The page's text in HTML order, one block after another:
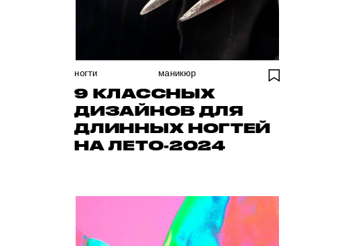
ногти маникюр
9 КЛАССНЫХ
ДИЗАЙНОВ ДЛЯ
ДЛИННЫХ НОГТЕЙ
НА ЛЕТО-2024